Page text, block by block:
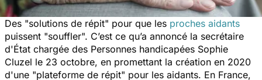
Des "solutions de répit" pour que les proches aidants
puissent "souffler". C’est ce qu’a annoncé la secrétaire
d'État chargée des Personnes handicapées Sophie
Cluzel le 23 octobre, en promettant la création en 2020
d'une "plateforme de répit" pour les aidants. En France,